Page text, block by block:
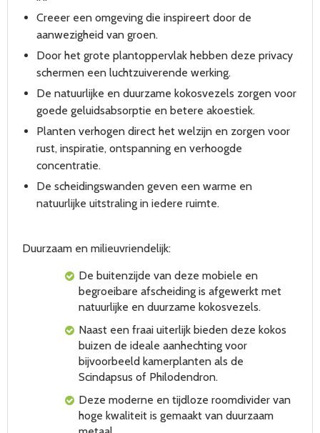
Creeer een omgeving die inspireert door de
aanwezigheid van groen.
Door het grote plantoppervlak hebben deze privacy
schermen een luchtzuiverende werking.
De natuurlijke en duurzame kokosvezels zorgen voor
goede geluidsabsorptie en betere akoestiek.
Planten verhogen direct het welzijn en zorgen voor
rust, inspiratie, ontspanning en verhoogde
concentratie.
De scheidingswanden geven een warme en
natuurlijke uitstraling in iedere ruimte.
Duurzaam en milieuvriendelijk:
De buitenzijde van deze mobiele en
begroeibare afscheiding is afgewerkt met
natuurlijke en duurzame kokosvezels.
Naast een fraai uiterlijk bieden deze kokos
buizen de ideale aanhechting voor
bijvoorbeeld kamerplanten als de
Scindapsus of Philodendron.
Deze moderne en tijdloze roomdivider van
hoge kwaliteit is gemaakt van duurzaam